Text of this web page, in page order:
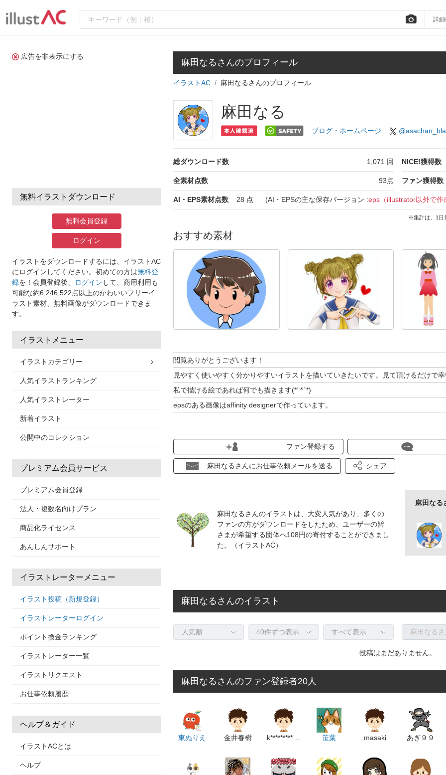
詳細
広告を非表示にする
無料イラストダウンロード
無料会員登録
ログイン
イラストをダウンロードするには、イラストAC
にログインしてください。初めての方は無料登
録を！会員登録後、 ログイン して、商用利用も
可能な約6,246,522点以上のかわいいフリーイ
ラスト素材、無料画像がダウンロードできま
す。
イラストメニュー
イラストカテゴリー
人気イラストランキング
人気イラストレーター
新着イラスト
公開中のコレクション
プレミアム会員サービス
プレミアム会員登録
法人・複数名向けプラン
商品化ライセンス
あんしんサポート
イラストレーターメニュー
イラスト投稿（新規登録）
イラストレーターログイン
ポイント換金ランキング
イラストレーター一覧
イラストリクエスト
お仕事依頼履歴
ヘルプ＆ガイド
イラストACとは
ヘルプ
麻田なるさんのプロフィール
イラストAC 麻田なるさんのプロフィール
麻田なる
ブログ・ホームページ
総ダウンロード数 1,071 回
全素材点数 93点
NICE!獲得数
ファン獲得数
AI・EPS素材点数 28 点 (AI・EPSの主な保存バージョン :eps（illustrator以外で作
※集計は、1日
おすすめ素材
閲覧ありがとうございます！
見やすく使いやすく分かりやすいイラストを描いていきたいです。見て頂けるだけで
私で描ける絵であれば何でも描きます(*´꒳`*)
epsのある画像はaffinity designerで作っています。
ファン登録する
麻田なるさんにお仕事依頼メールを送る シェア
麻田なるさんのイラストは、大変人気があり、多くの
ファンの方がダウンロードをしたため、ユーザーの皆
さまが希望する団体へ108円の寄付することができまし
た。（イラストAC）
麻田なる
麻田なるさんのイラスト
投稿はまだありません。
麻田なるさんのファン登録者20人
東ぬりえ 金井春樹 笹葉 masaki あぎ９９